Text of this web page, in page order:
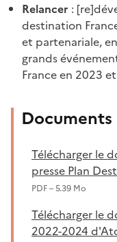
Relancer :
destination
et partenariale,
grands
France en 2023
Documents
Télécharger le
presse Plan
PDF – 5.39 Mo
Télécharger le
2022-2024